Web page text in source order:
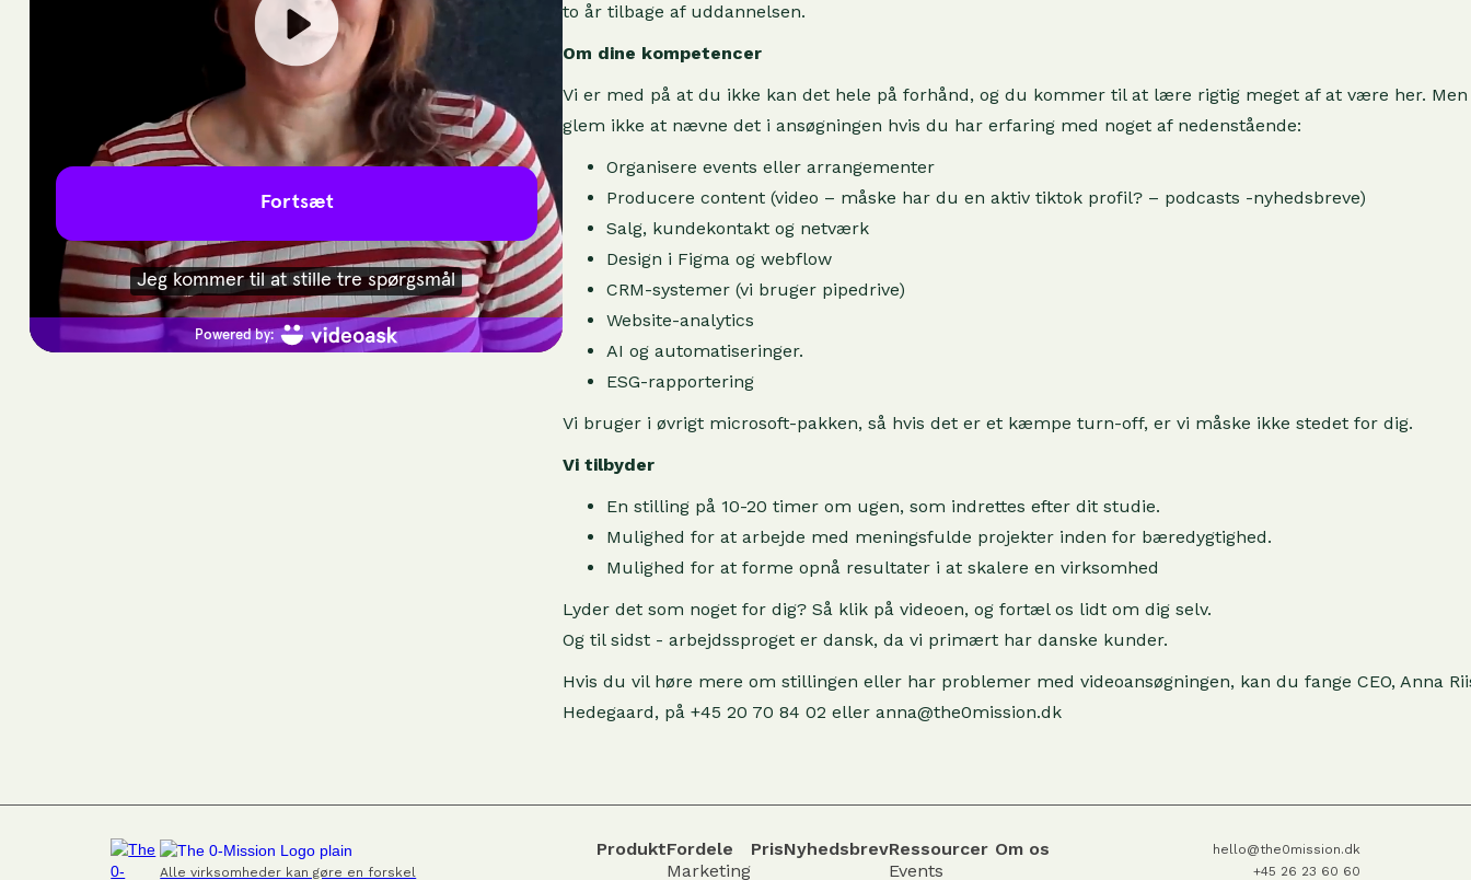
to år tilbage af uddannelsen.
Om dine kompetencer
Vi er med på at du ikke kan det hele på forhånd, og du kommer til at lære rigtig meget af at være her. Men
glem ikke at nævne det i ansøgningen hvis du har erfaring med noget af nedenstående:
Organisere events eller arrangementer
Producere content (video – måske har du en aktiv tiktok profil? – podcasts -nyhedsbreve)
Salg, kundekontakt og netværk
Design i Figma og webflow
CRM-systemer (vi bruger pipedrive)
Website-analytics
AI og automatiseringer.
ESG-rapportering
Vi bruger i øvrigt microsoft-pakken, så hvis det er et kæmpe turn-off, er vi måske ikke stedet for dig.
Vi tilbyder
En stilling på 10-20 timer om ugen, som indrettes efter dit studie.
Mulighed for at arbejde med meningsfulde projekter inden for bæredygtighed.
Mulighed for at forme opnå resultater i at skalere en virksomhed
Lyder det som noget for dig? Så klik på videoen, og fortæl os lidt om dig selv.
Og til sidst - arbejdssproget er dansk, da vi primært har danske kunder.
Hvis du vil høre mere om stillingen eller har problemer med videoansøgningen, kan du fange CEO, Anna
Hedegaard, på +45 20 70 84 02 eller anna@the0mission.dk
Alle virksomheder kan gøre en forskel
ProduktFordele
Marketing
PrisNyhedsbrevRessourcer
Events
Om os
hello@the0mission.dk
+45 26 23 60 60